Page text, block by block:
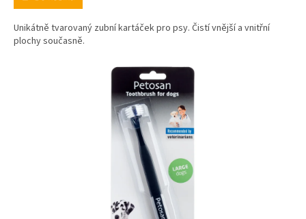
Unikátně tvarovaný zubní kartáček pro psy. Čistí vnější a vnitřní
plochy současně.